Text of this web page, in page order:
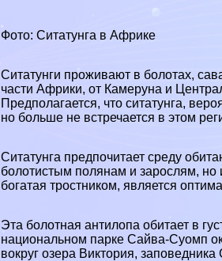
Фото: Ситатунга в Африке
Ситатунги проживают в болотах,
части Африки, от Камеруна и
Предполагается, что ситатунга,
но больше не встречается в этом
Ситатунга предпочитает среду
болотистым полянам и зарослям,
богатая тростником, является
Эта болотная антилопа обитает в
национальном парке Сайва-Суомп
вокруг озера Виктория,